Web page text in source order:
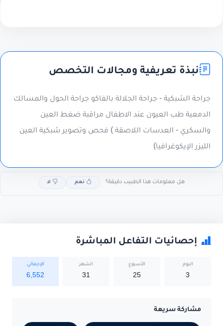
نبذة تعريفية ومجالات التخصص
جراحة الشبكية - جراحة الجلالة بالفاكو جراحة الحول والمسالك
الدمعية طب العيون عند الاطفال مراقبة ضغط العين
والسكري - العدسات اللاصقة ) فحص وتصوير شبكية العين
الليزر الإيكوغرافيا)
هل معلومات هذا الطبيب دقيقة؟ نعم لا
إحصائيات التفاعل المباشرة
اليوم
3
الأسبوع
25
الشهر
31
الإجمالي
6,552
مشاركة سريعة